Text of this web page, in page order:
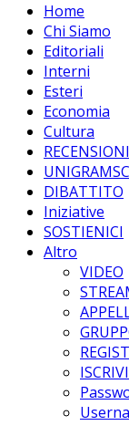
Home
Chi Siamo
Editoriali
Interni
Esteri
Economia
Cultura
RECENSIONI
DIBATTITO
Iniziative
SOSTIENICI
Altro
VIDEO